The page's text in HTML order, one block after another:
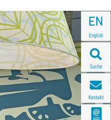
EN
English
Suche
Kontakt